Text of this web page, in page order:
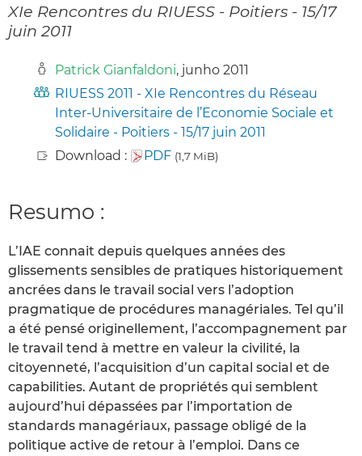
XIe Rencontres du RIUESS - Poitiers - 15/17
juin 2011
Patrick Gianfaldoni, junho 2011
RIUESS 2011 - XIe Rencontres du Réseau
Inter-Universitaire de l’Economie Sociale et
Solidaire - Poitiers - 15/17 juin 2011
Download :
PDF (1,7 MiB)
Resumo :
L’IAE connait depuis quelques années des
glissements sensibles de pratiques historiquement
ancrées dans le travail social vers l’adoption
pragmatique de procédures managériales. Tel qu’il
a été pensé originellement, l’accompagnement par
le travail tend à mettre en valeur la civilité, la
citoyenneté, l’acquisition d’un capital social et de
capabilities. Autant de propriétés qui semblent
aujourd’hui dépassées par l’importation de
standards managériaux, passage obligé de la
politique active de retour à l’emploi. Dans ce